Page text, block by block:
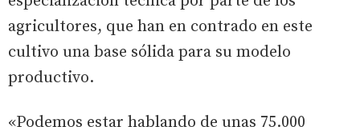
agricultores, que han en contrado en este
cultivo una base sólida para su modelo
productivo.
«Podemos estar hablando de unas 75.000